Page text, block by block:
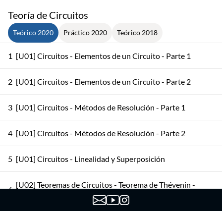
Teoría de Circuitos
Teórico 2020 Práctico 2020 Teórico 2018
1 [U01] Circuitos - Elementos de un Circuito - Parte 1
2 [U01] Circuitos - Elementos de un Circuito - Parte 2
3 [U01] Circuitos - Métodos de Resolución - Parte 1
4 [U01] Circuitos - Métodos de Resolución - Parte 2
5 [U01] Circuitos - Linealidad y Superposición
6 [U02] Teoremas de Circuitos - Teorema de Thévenin -